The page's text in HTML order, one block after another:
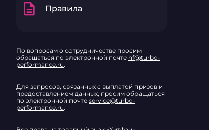
description Правила
По вопросам о сотрудничестве просим
обращаться по электронной почте hf@turbo-
performance.ru.
Для запросов, связанных с выплатой призов и
предоставлением данных, просим обращаться
по электронной почте service@turbo-
performance.ru.